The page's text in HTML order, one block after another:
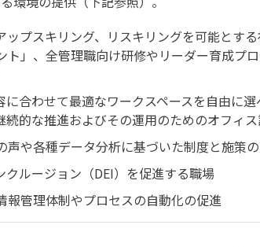
プスキリング、リスキリングを可能とす
」、全管理職向け研修やリーダー育成プ
合わせて最適なワークスペースを自由に
的な推進およびその運用のためのオフィ
や各種データ分析に基づいた制度と施策
ルージョン（DEI）を促進する職場
管理体制やプロセスの自動化の促進